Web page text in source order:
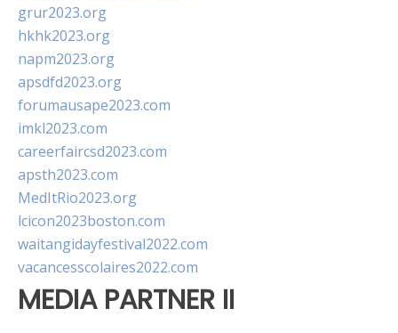
grur2023.org
hkhk2023.org
napm2023.org
apsdfd2023.org
forumausape2023.com
imkl2023.com
careerfaircsd2023.com
apsth2023.com
MedItRio2023.org
lcicon2023boston.com
waitangidayfestival2022.com
vacancesscolaires2022.com
MEDIA PARTNER II